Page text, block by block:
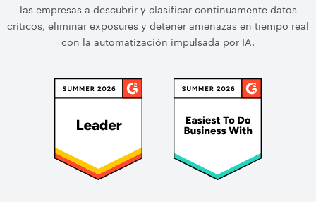
las empresas a descubrir y clasificar continuamente datos
críticos, eliminar exposures y detener amenazas en tiempo real
con la automatización impulsada por IA.